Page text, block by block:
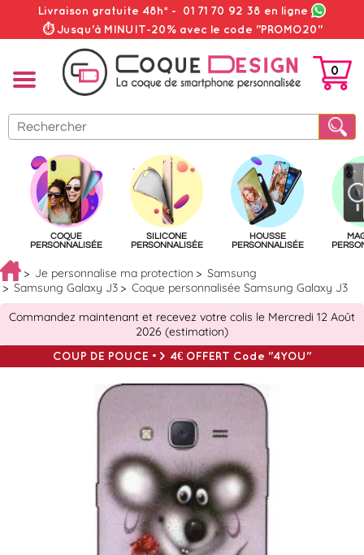
Livraison gratuite 48h* - 01 71 70 92 38 en ligne
⏱ Jusqu'à MINUIT-20% avec le code "PROMO20"
PANIER
0
COQUE
PERSONNALISÉE
SILICONE
PERSONNALISÉE
HOUSSE
PERSONNALISÉE
Je personnalise ma protection
Samsung
Samsung Galaxy J3
Coque personnalisée Samsung Galaxy J3
Commandez maintenant et recevez votre colis le Mercredi 12 Août
2026 (estimation)
COUP DE POUCE => 4€ OFFERT Code "4YOU"